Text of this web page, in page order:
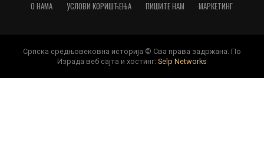
О НАМА УСЛОВИ КОРИШЋЕЊА ПИШИТЕ НАМ МАРКЕТИНГ
Српска средњовековна историја © Сва права задржана. По
Израда веб сајта и хостинг: Selp Networks